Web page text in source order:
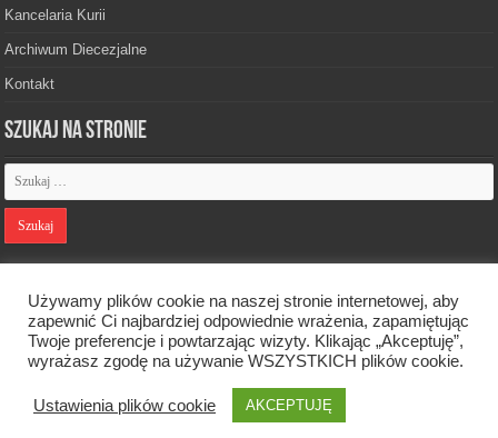
Kancelaria Kurii
Archiwum Diecezjalne
Kontakt
Szukaj na stronie
Designed by Webdawid
Oficjalna strona Diecezji Zielonogórsko-Gorzowskiej. © 2026. Wszelkie
prawa zastrzeżone.
Używamy plików cookie na naszej stronie internetowej, aby
zapewnić Ci najbardziej odpowiednie wrażenia, zapamiętując
Twoje preferencje i powtarzając wizyty. Klikając „Akceptuję”,
wyrażasz zgodę na używanie WSZYSTKICH plików cookie.
Ustawienia plików cookie AKCEPTUJĘ